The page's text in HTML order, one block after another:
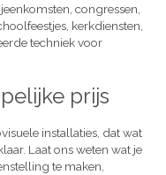
congressen,
kerkdiensten,
techniek voor
prijs
installaties, dat wat
Laat ons weten wat je
te maken,